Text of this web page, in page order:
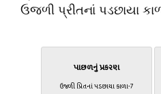
ઉજળી પ્રીતનાં પડછાયા
પાછળનું પ્રકરણ
ઉજળી પ્રિતનાં પડછાયા કાળા-7